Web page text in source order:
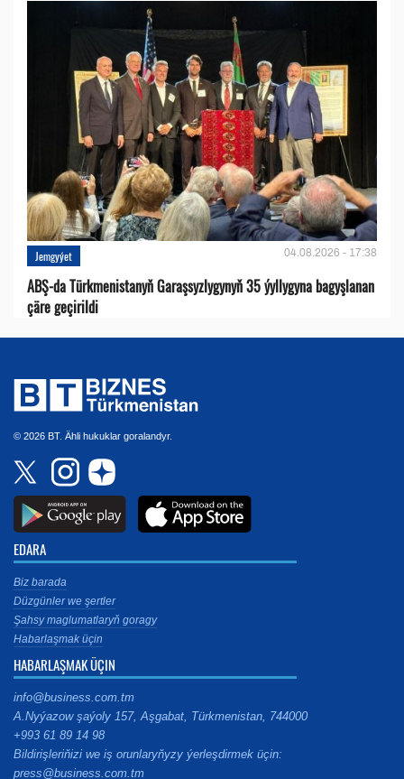
Jemgyýet 04.08.2026 - 17:38
ABŞ-da Türkmenistanyň Garaşsyzlygynyň 35 ýyllygyna bagyşlanan
çäre geçirildi
© 2026 BT. Ähli hukuklar goralandyr.
EDARA
Biz barada
Düzgünler we şertler
Şahsy maglumatlaryň goragy
Habarlaşmak üçin
HABARLAŞMAK ÜÇIN
info@business.com.tm
A.Nyýazow şaýoly 157, Aşgabat, Türkmenistan, 744000
+993 61 89 14 98
Bildirişleriňizi we iş orunlaryňyzy ýerleşdirmek üçin:
press@business.com.tm